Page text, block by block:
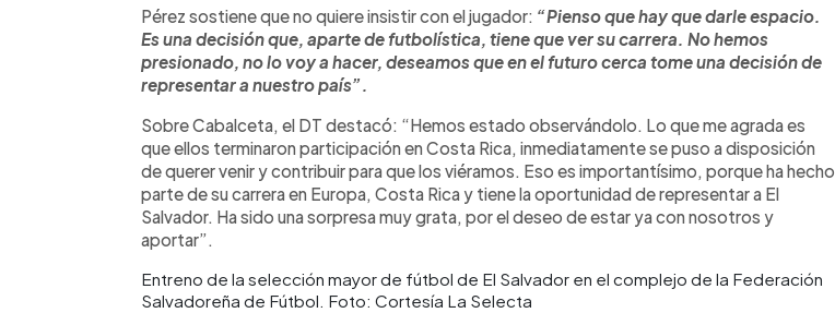
Pérez sostiene que no quiere insistir con el jugador: “Pienso que hay que darle espacio.
Es una decisión que, aparte de futbolística, tiene que ver su carrera. No hemos
presionado, no lo voy a hacer, deseamos que en el futuro cerca tome una decisión de
representar a nuestro país”.
Sobre Cabalceta, el DT destacó: “Hemos estado observándolo. Lo que me agrada es
que ellos terminaron participación en Costa Rica, inmediatamente se puso a disposición
de querer venir y contribuir para que los viéramos. Eso es importantísimo, porque ha hecho
parte de su carrera en Europa, Costa Rica y tiene la oportunidad de representar a El
Salvador. Ha sido una sorpresa muy grata, por el deseo de estar ya con nosotros y
aportar”.
Entreno de la selección mayor de fútbol de El Salvador en el complejo de la Federación
Salvadoreña de Fútbol. Foto: Cortesía La Selecta